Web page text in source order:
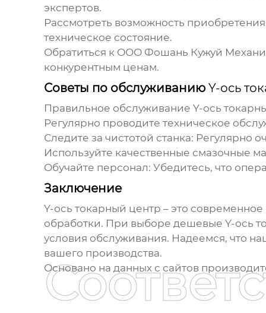
экспертов.
Рассмотреть возможность приобретения
техническое состояние.
Обратиться к ООО Фошань Кужуй
конкурентным ценам.
Советы по обслуживанию Y-ось
Правильное обслуживание Y-ось
Регулярно проводите техническое
Следите за чистотой станка: Регулярно
Используйте качественные смазочные
Обучайте персонал: Убедитесь, что
Заключение
Y-ось токарный центр – это
обработки. При выборе дешевые Y-ось
условия обслуживания. Надеемся, что
вашего производства.
Основано на данных с сайтов